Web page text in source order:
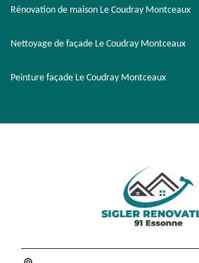
Rénovation de maison Le Coudray Montceaux
Nettoyage de façade Le Coudray Montceaux
Peinture façade Le Coudray Montceaux